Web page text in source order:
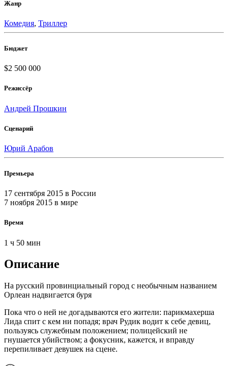
Жанр
Комедия, Триллер
Бюджет
$2 500 000
Режиссёр
Андрей Прошкин
Сценарий
Юрий Арабов
Премьера
17 сентября 2015 в России
7 ноября 2015 в мире
Время
1 ч 50 мин
Описание
На русский провинциальный город с необычным названием
Орлеан надвигается буря
Пока что о ней не догадываются его жители: парикмахерша
Лида спит с кем ни попадя; врач Рудик водит к себе девиц,
пользуясь служебным положением; полицейский не
гнушается убийством; а фокусник, кажется, и вправду
перепиливает девушек на сцене.